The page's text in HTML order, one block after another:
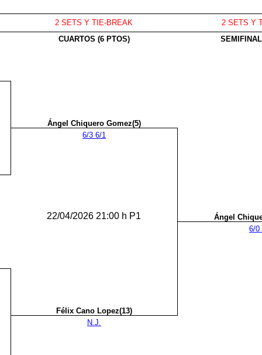
2 SETS Y TIE-BREAK
2 SETS Y
CUARTOS (6 PTOS)
Ángel Chiquero Gomez(5)
6/3 6/1
22/04/2026 21:00 h P1
Ángel
6/0
Félix Cano Lopez(13)
N.J.